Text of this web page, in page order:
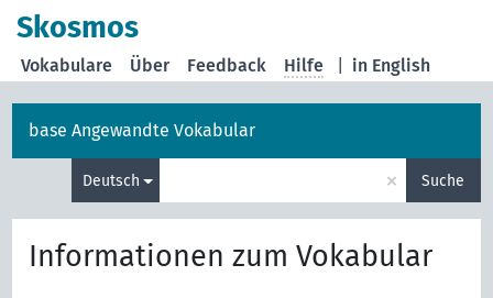
Skosmos
in English
Vokabulare Über Feedback Hilfe
base Angewandte Vokabular
Deutsch × Suche
Informationen zum Vokabular